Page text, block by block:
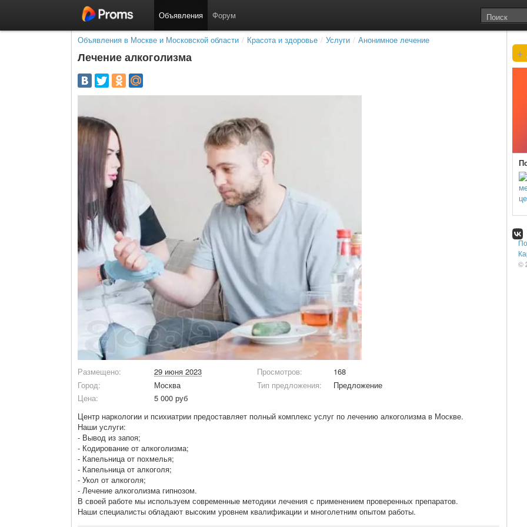
Объявления Форум
Объявления в Москве и Московской области / Красота и здоровье / Услуги / Анонимное лечение
Лечение алкоголизма
Размещено: 29 июня 2023 Просмотров:
168
Город:
Москва Тип предложения:
Предложение
Цена:
5 000 руб
Центр наркологии и психиатрии предоставляет полный комплекс услуг по лечению алкоголизма в Москве.
Наши услуги:
- Вывод из запоя;
- Кодирование от алкоголизма;
- Капельница от похмелья;
- Капельница от алкоголя;
- Укол от алкоголя;
- Лечение алкоголизма гипнозом.
В своей работе мы используем современные методики лечения с применением проверенных препаратов.
Наши специалисты обладают высоким уровнем квалификации и многолетним опытом работы.
+
©